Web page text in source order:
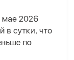
мае 2026
в сутки, что
по